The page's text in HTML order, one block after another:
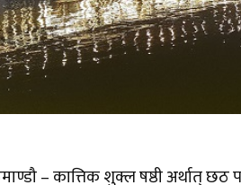
– कात्तिक शुक्ल षष्ठी अर्थात्